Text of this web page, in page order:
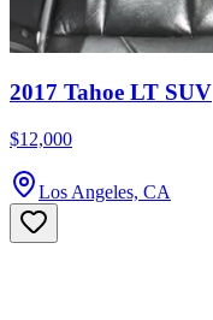
2017 Tahoe LT SUV
$12,000
Los Angeles, CA